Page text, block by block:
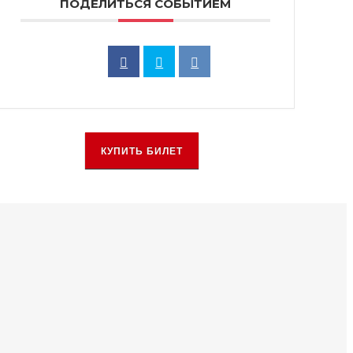
ПОДЕЛИТЬСЯ СОБЫТИЕМ
КУПИТЬ БИЛЕТ